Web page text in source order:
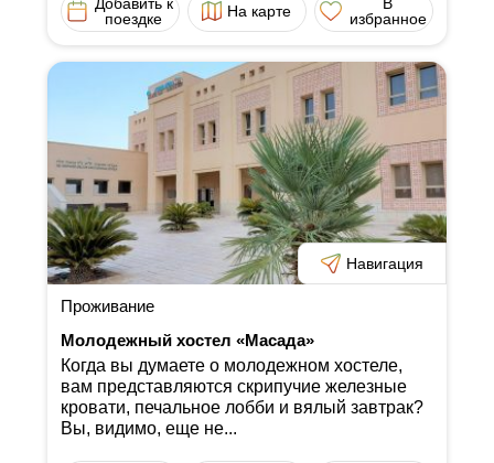
поездке
На карте
избранное
Навигация
Проживание
Молодежный хостел «Масада»
Когда вы думаете о молодежном хостеле,
вам представляются скрипучие железные
кровати, печальное лобби и вялый завтрак?
Вы, видимо, еще не...